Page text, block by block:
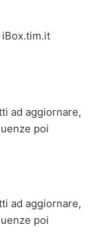
ad aggiornare,
poi
ad aggiornare,
poi